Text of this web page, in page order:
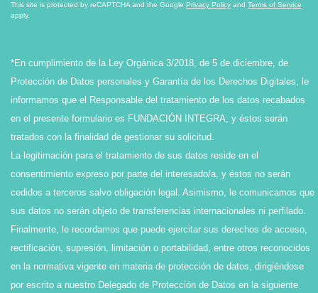
This site is protected by reCAPTCHA and the Google Privacy Policy and Terms of Service
apply.
*En cumplimiento de la Ley Orgánica 3/2018, de 5 de diciembre, de
Protección de Datos personales y Garantía de los Derechos Digitales, le
informamos que el Responsable del tratamiento de los datos recabados
en el presente formulario es FUNDACIÓN INTEGRA, y éstos serán
tratados con la finalidad de gestionar su solicitud.
La legitimación para el tratamiento de sus datos reside en el
consentimiento expreso por parte del interesado/a, y éstos no serán
cedidos a terceros salvo obligación legal. Asimismo, le comunicamos que
sus datos no serán objeto de transferencias internacionales ni perfilado.
Finalmente, le recordamos que puede ejercitar sus derechos de acceso,
rectificación, supresión, limitación o portabilidad, entre otros reconocidos
en la normativa vigente en materia de protección de datos, dirigiéndose
por escrito a nuestro Delegado de Protección de Datos en la siguiente